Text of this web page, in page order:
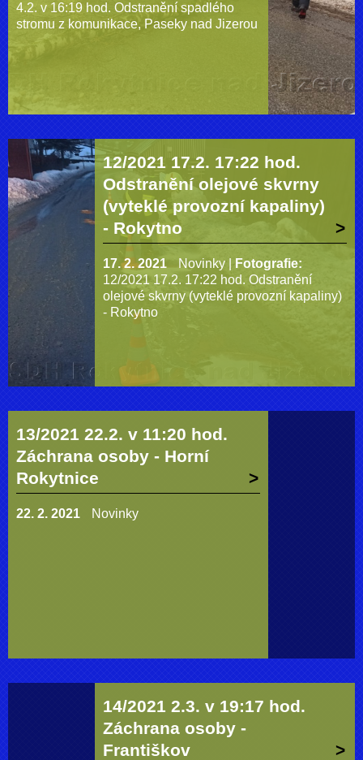
4.2. v 16:19 hod. Odstranění spadlého
stromu z komunikace, Paseky nad Jizerou
12/2021 17.2. 17:22 hod.
Odstranění olejové skvrny
(vyteklé provozní kapaliny)
- Rokytno
17. 2. 2021 Novinky
Fotografie:
12/2021 17.2. 17:22 hod. Odstranění
olejové skvrny (vyteklé provozní kapaliny)
- Rokytno
13/2021 22.2. v 11:20 hod.
Záchrana osoby - Horní
Rokytnice
22. 2. 2021 Novinky
14/2021 2.3. v 19:17 hod.
Záchrana osoby -
Františkov